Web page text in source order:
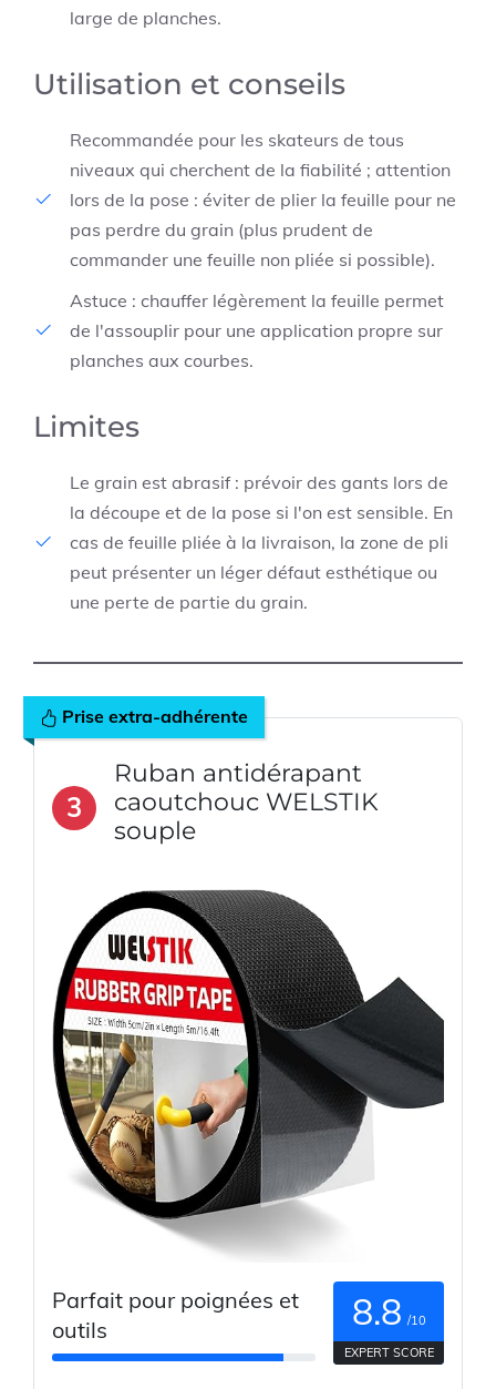
large de planches.
Utilisation et conseils
Recommandée pour les skateurs de tous
niveaux qui cherchent de la fiabilité ; attention
lors de la pose : éviter de plier la feuille pour ne
pas perdre du grain (plus prudent de
commander une feuille non pliée si possible).
Astuce : chauffer légèrement la feuille permet
de l'assouplir pour une application propre sur
planches aux courbes.
Limites
Le grain est abrasif : prévoir des gants lors de
la découpe et de la pose si l'on est sensible. En
cas de feuille pliée à la livraison, la zone de pli
peut présenter un léger défaut esthétique ou
une perte de partie du grain.
Prise extra-adhérente
3
Ruban antidérapant
caoutchouc WELSTIK
souple
Parfait pour poignées et
outils
8.8 /10
EXPERT SCORE